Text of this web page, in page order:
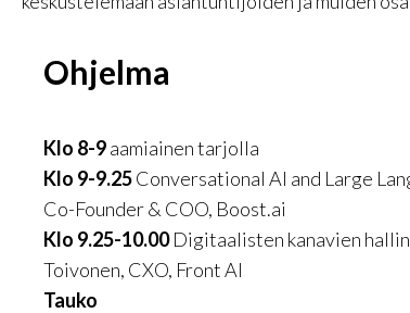
Ohjelma
Klo 8-9aamiainen tarjolla
Klo 9-9.25Conversational AI and Large
Co-Founder & COO, Boost.ai
Klo 9.25-10.00Digitaalisten kanavien
Toivonen, CXO, Front AI
Tauko